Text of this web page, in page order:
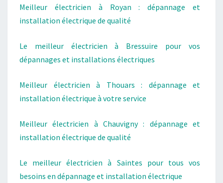
Meilleur électricien à Royan : dépannage et
installation électrique de qualité
Le meilleur électricien à Bressuire pour vos
dépannages et installations électriques
Meilleur électricien à Thouars : dépannage et
installation électrique à votre service
Meilleur électricien à Chauvigny : dépannage et
installation électrique de qualité
Le meilleur électricien à Saintes pour tous vos
besoins en dépannage et installation électrique